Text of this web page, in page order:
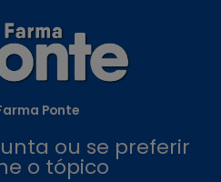
Ponte
ou se preferir
o tópico